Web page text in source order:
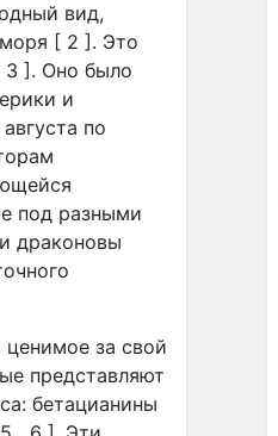
вид,
[ 2 ]. Это
3 ]. Оно было
и
по
под разными
драконовы
за свой
представляют
бетацианины